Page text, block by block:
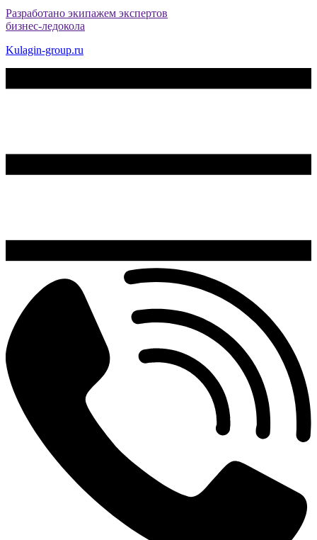
Разработано экипажем экспертов
бизнес-ледокола
Kulagin-group.ru